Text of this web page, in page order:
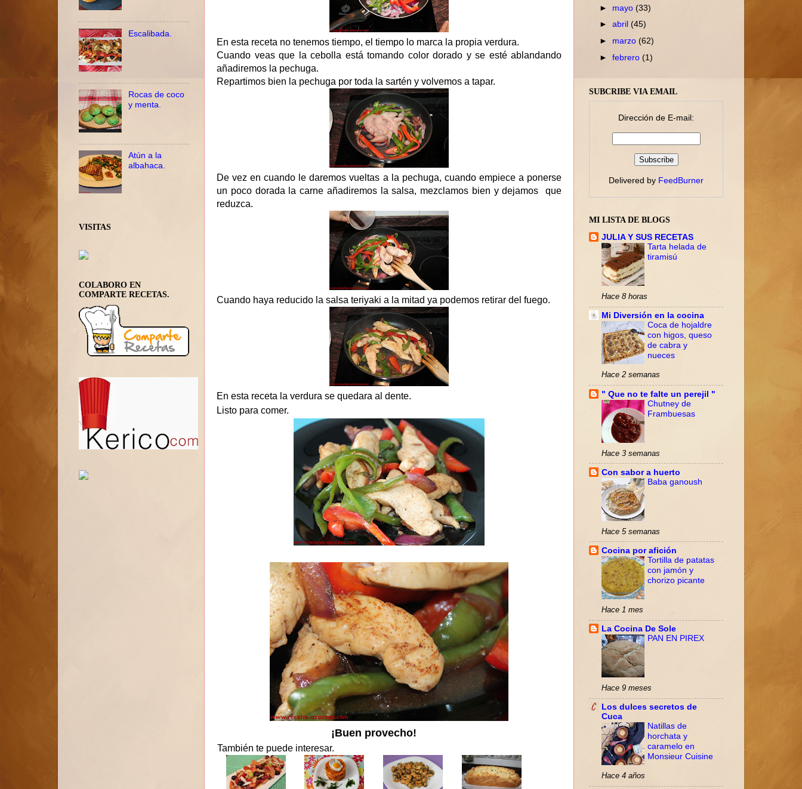
En esta receta no tenemos tiempo, el tiempo lo marca la propia verdura.
Cuando veas que la cebolla está tomando color dorado y se esté ablandando
añadiremos la pechuga.
Repartimos bien la pechuga por toda la sartén y volvemos a tapar.
De vez en cuando le daremos vueltas a la pechuga, cuando empiece a ponerse
un poco dorada la carne añadiremos la salsa, mezclamos bien y dejamos que
reduzca.
Cuando haya reducido la salsa teriyaki a la mitad ya podemos retirar del fuego.
En esta receta la verdura se quedara al dente.
Listo para comer.
¡Buen provecho!
También te puede interesar.
Escalibada.
Rocas de coco
y menta.
Atún a la
albahaca.
VISITAS
COLABORO EN
COMPARTE RECETAS.
► mayo(33)
►abril(45)
► marzo(62)
►febrero(1)
SUBCRIBE VIA EMAIL
Dirección de E-mail:
Delivered by FeedBurner
MI LISTA DE BLOGS
JULIA Y SUS RECETAS
Tarta helada de
tiramisú
Hace 8 horas
Mi Diversión en la cocina
Coca de hojaldre
con higos, queso
de cabra y
nueces
Hace 2 semanas
" Que no te falte un perejil "
Chutney de
Frambuesas
Hace 3 semanas
Con sabor a huerto
Baba ganoush
Hace 5 semanas
Cocina por afición
Tortilla de patatas
con jamón y
chorizo picante
Hace 1 mes
La Cocina De Sole
PAN EN PIREX
Hace 9 meses
Los dulces secretos de
Cuca
Natillas de
horchata y
caramelo en
Monsieur Cuisine
Hace 4 años